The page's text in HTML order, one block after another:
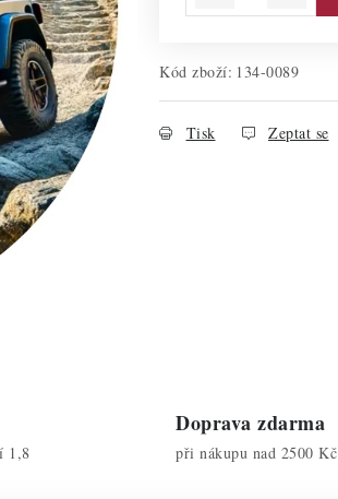
Kód zboží: 134-0089
Tisk Zeptat se
1,8
Doprava zdarma
při nákupu nad 2500 Kč